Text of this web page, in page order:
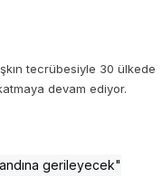
tecrübesiyle 30 ülkede
devam ediyor.